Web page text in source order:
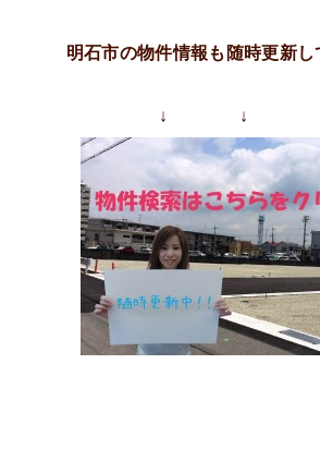
明石市の物件情報も随時更新し
↓ ↓